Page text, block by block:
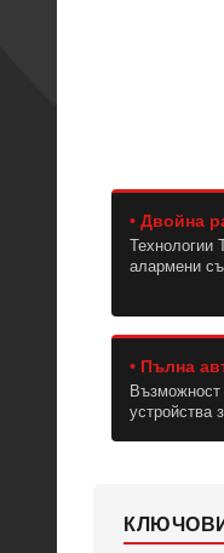
• Двойна
алармени
• Пълна
Възможност
устройства